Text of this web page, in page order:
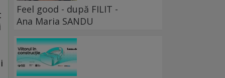
Feel good - după FILIT -
Ana Maria SANDU